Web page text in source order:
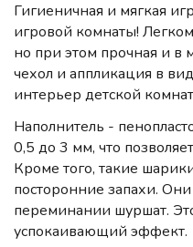
Гигиеничная и мягкая
игровой комнаты!
но при этом прочная и в
чехол и аппликация в
интерьер детской
Наполнитель -
0,5 до 3 мм, что
Кроме того, такие
посторонние запахи.
переминании шуршат.
успокаивающий эффект.